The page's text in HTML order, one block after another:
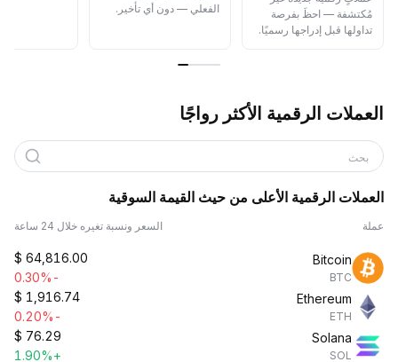
رسميًا.
الفعلي — دون أي تأخير.
العملات الرقمية الأكثر رواجًا
بحث
العملات الرقمية الأعلى من حيث القيمة السوقية
عملة السعر ونسبة تغيره خلال 24 ساعة
Bitcoin
BTC
$ 64,816.00
-0.30%
Ethereum
ETH
$ 1,916.74
-0.20%
Solana
SOL
$ 76.29
+1.90%